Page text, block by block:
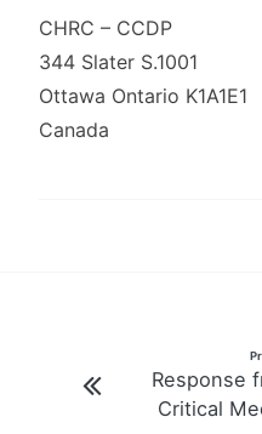
CHRC – CCDP
344 Slater S.1001
Ottawa Ontario K1A1E1
Canada
navigation
Response
Critical